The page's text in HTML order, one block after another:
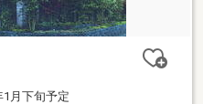
1月下旬予定